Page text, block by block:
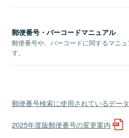
郵便番号・バーコードマニュアル
郵便番号や、バーコードに関するマニ
す。
郵便番号検索に使用されているデー
2025年度版郵便番号の変更案内